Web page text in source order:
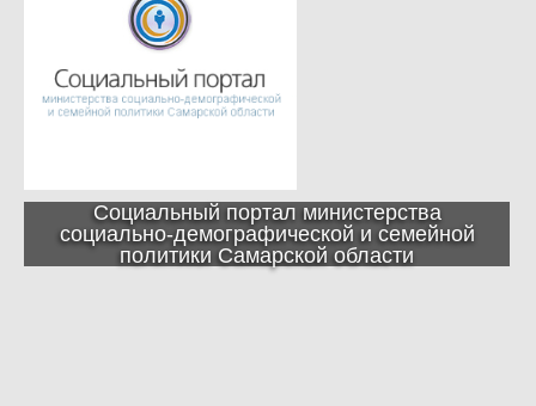
Социальный портал министерства
социально-демографической и семейной
политики Самарской области